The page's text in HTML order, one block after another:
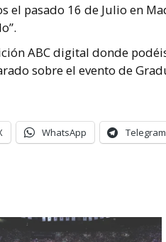
el pasado 16 de Julio en
ABC digital donde
sobre el evento de
WhatsApp Telegram